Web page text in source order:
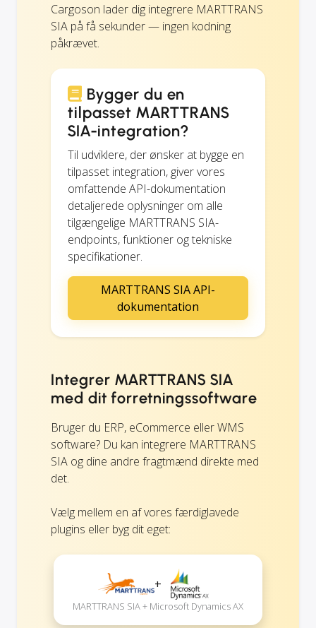
Cargoson lader dig integrere MARTTRANS
SIA på få sekunder — ingen kodning
påkrævet.
Bygger du en
tilpasset MARTTRANS
SIA-integration?
Til udviklere, der ønsker at bygge en
tilpasset integration, giver vores
omfattende API-dokumentation
detaljerede oplysninger om alle
tilgængelige MARTTRANS SIA-
endpoints, funktioner og tekniske
specifikationer.
MARTTRANS SIA API-
dokumentation
Integrer MARTTRANS SIA
med dit forretningssoftware
Bruger du ERP, eCommerce eller WMS
software? Du kan integrere MARTTRANS
SIA og dine andre fragtmænd direkte med
det.
Vælg mellem en af vores færdiglavede
plugins eller byg dit eget:
+
MARTTRANS SIA + Microsoft Dynamics AX